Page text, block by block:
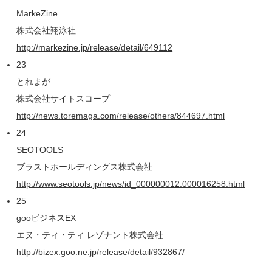
MarkeZine
株式会社翔泳社
http://markezine.jp/release/detail/649112
23
とれまが
株式会社サイトスコープ
http://news.toremaga.com/release/others/844697.html
24
SEOTOOLS
ブラストホールディングス株式会社
http://www.seotools.jp/news/id_000000012.000016258.html
25
gooビジネスEX
エヌ・ティ・ティ レゾナント株式会社
http://bizex.goo.ne.jp/release/detail/932867/